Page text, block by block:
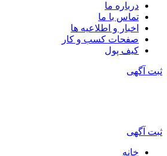
درباره ما
تماس با ما
اخبار و اطلاعیه ها
صفحات کسب و کار
کیف پول
ثبت آگهی
ثبت آگهی
خانه